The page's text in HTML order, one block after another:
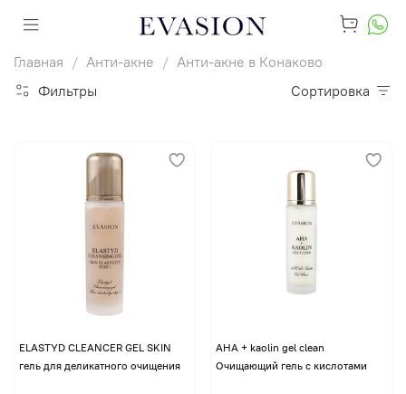
Главная Анти-акне
Анти-акне в Конаково
Фильтры
Сортировка
ELASTYD CLEANCER GEL SKIN
гель для деликатного очищения
AHA + kaolin gel clean
Очищающий гель с кислотами